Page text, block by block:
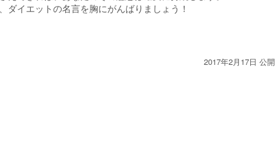
ダイエットの名言を胸にがんばりましょう！
2017年2月17日 公開